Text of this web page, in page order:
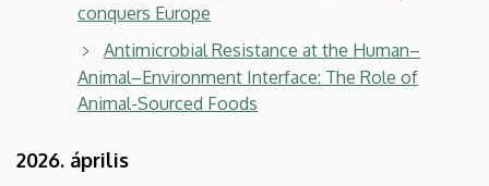
conquers Europe
Antimicrobial Resistance at the Human–
Animal–Environment Interface: The Role of
Animal-Sourced Foods
2026. április